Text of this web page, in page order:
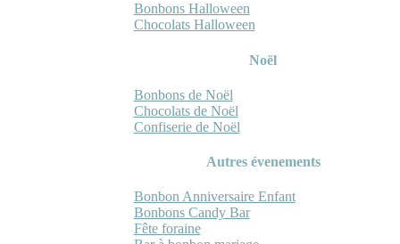
Bonbons Halloween
Chocolats Halloween
Noël
Bonbons de Noël
Chocolats de Noël
Confiserie de Noël
Autres évenements
Bonbon Anniversaire Enfant
Bonbons Candy Bar
Fête foraine